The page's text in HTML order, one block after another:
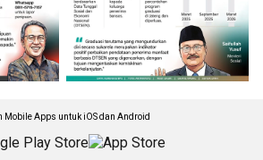
Mobile Apps untuk iOS dan Android